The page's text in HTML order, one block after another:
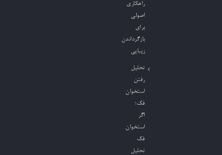
راهکاری
اصولی
برای
بازگرداندن
زیبایی
تحلیل
رفتن
استخوان
فک؛
اگر
استخوان
فک
تحلیل